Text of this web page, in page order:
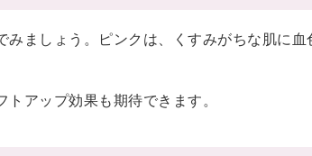
みましょう。ピンクは、くすみがちな肌に血
アップ効果も期待できます。